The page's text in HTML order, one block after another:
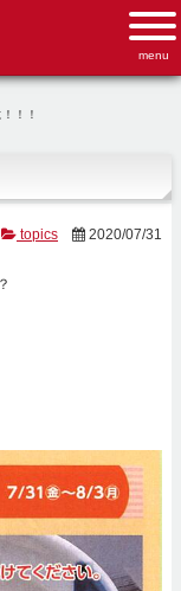
！！
topics
2020/07/31